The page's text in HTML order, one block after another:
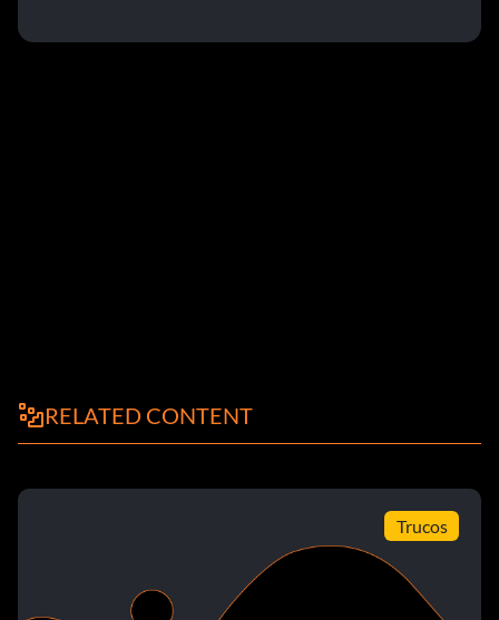
RELATED CONTENT
Trucos